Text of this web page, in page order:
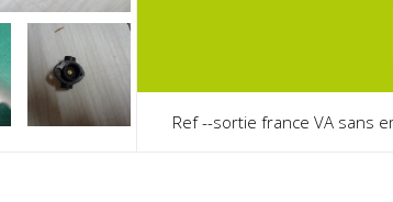
Ref --sortie france VA sans